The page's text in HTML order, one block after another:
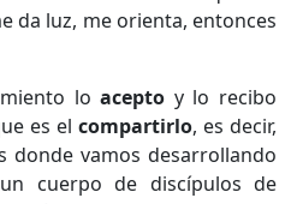
da luz, me orienta, entonces
loacepto y lo recibo
es el compartirlo, es decir,
donde vamos desarrollando
cuerpo de discípulos de